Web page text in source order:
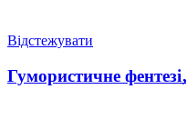
Відстежувати
Гумористичне фентезі,